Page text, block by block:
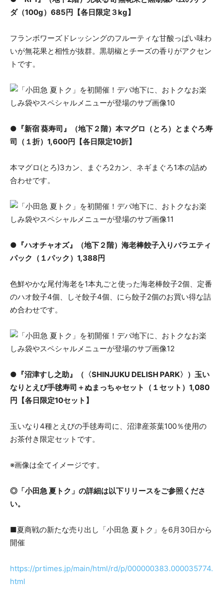
ダ（100g）685円【各日限定３kg】
フランボワーズドレッシングのフルーティな甘酸っぱい味わ
いが無花果と相性が抜群。黒胡椒とチーズの香りがアクセン
トです。
●『新宿 葵寿司』（地下２階）本マグロ（とろ）とまぐろ寿
司（１折）1,600円【各日限定10折】
本マグロ(とろ)3カン、まぐろ2カン、ネギまぐろ1本の詰め
合わせです。
●『ハオチャオズ』（地下２階）海老棒餃子入りバラエティ
パック（１パック）1,388円
色鮮やかな尾付海老を1本丸ごと使った海老棒餃子2個、定番
のハオ餃子4個、しそ餃子4個、にら餃子2個のお買い得な詰
め合わせです。
●『沼津すし之助』（〈SHINJUKU DELISH PARK〉）玉い
なりとえび手毬寿司＋ぬまっちゃセット（１セット）1,080
円【各日限定10セット】
玉いなり4種とえびの手毬寿司に、沼津産茶葉100％使用の
お茶付き限定セットです。
※画像は全てイメージです。
◎「小田急 夏トク」の詳細は以下リリースをご参照くださ
い。
■夏商戦の新たな売り出し「小田急 夏トク」を6月30日から
開催
https://prtimes.jp/main/html/rd/p/000000383.000035774.
html